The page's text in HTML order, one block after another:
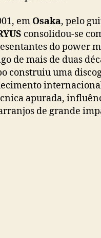
n
ê
s
p
a
r
o
A
em Osaka, pelo
consolidou-se
do power
de mais de duas
construiu uma
apurada,
de grande